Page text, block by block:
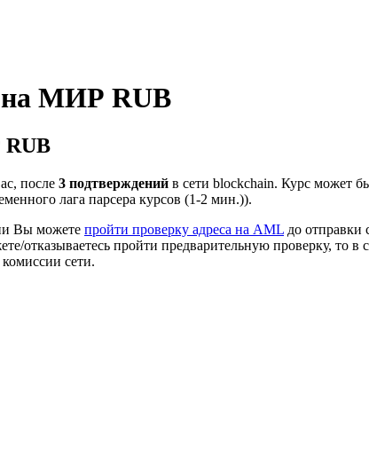
на МИР RUB
после 3 подтверждений в сети blockchain. Курс может
лага парсера курсов (1-2 мин.)).
Вы можете пройти проверку адреса на AML до отправки
отказываетесь пройти предварительную проверку, то
сети.